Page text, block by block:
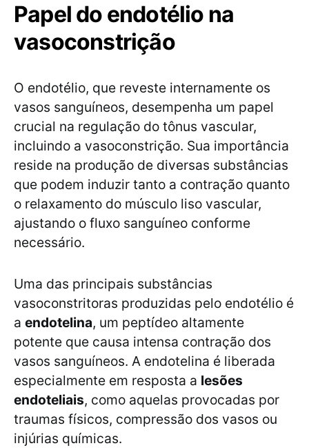
Papel do endotélio na
vasoconstrição
O endotélio, que reveste internamente os
vasos sanguíneos, desempenha um papel
crucial na regulação do tônus vascular,
incluindo a vasoconstrição. Sua importância
reside na produção de diversas substâncias
que podem induzir tanto a contração quanto
o relaxamento do músculo liso vascular,
ajustando o fluxo sanguíneo conforme
necessário.
Uma das principais substâncias
vasoconstritoras produzidas pelo endotélio é
a endotelina, um peptídeo altamente
potente que causa intensa contração dos
vasos sanguíneos. A endotelina é liberada
especialmente em resposta a lesões
endoteliais, como aquelas provocadas por
traumas físicos, compressão dos vasos ou
injúrias químicas.